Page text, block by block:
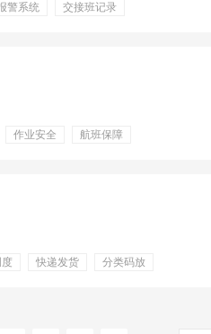
警系统
交接班记录
作业安全
航班保障
快递发货
分类码放